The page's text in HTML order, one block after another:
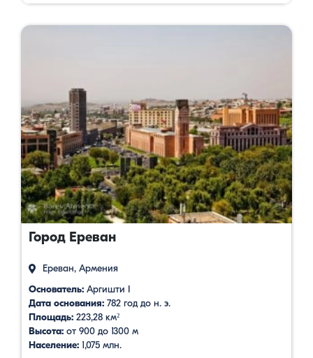
Город Ереван
Ереван, Армения
Основатель: Аргишти I
Дата основания: 782 год до н. э.
Площадь: 223,28 км²
Высота: от 900 до 1300 м
Население: 1,075 млн.